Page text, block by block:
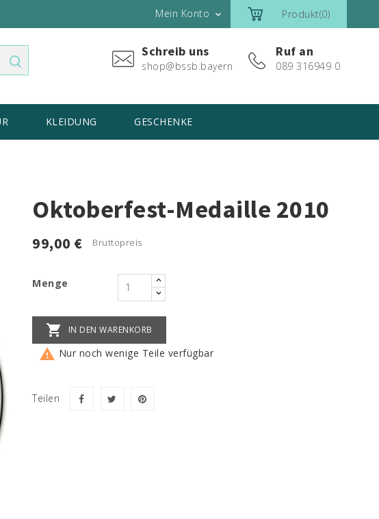
Produkt(0)
Mein Konto 
Schreib uns
shop@bssb.bayern
Ruf an
089 316949 0
KLEIDUNG GESCHENKE
Oktoberfest-Medaille 2010
99,00 € Bruttopreis
Menge
 IN DEN WARENKORB
 Nur noch wenige Teile verfügbar
Teilen